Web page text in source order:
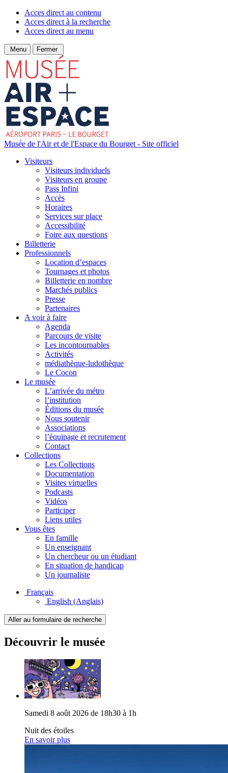
Acces direct au contenu
Acces direct à la recherche
Acces direct au menu
Menu Fermer
Musée de l'Air et de l'Espace du Bourget - Site officiel
Visiteurs
Visiteurs individuels
Visiteurs en groupe
Pass Infini
Accès
Horaires
Services sur place
Accessibilité
Foire aux questions
Billetterie
Professionnels
Location d’espaces
Tournages et photos
Billetterie en nombre
Marchés publics
Presse
Partenaires
A voir à faire
Agenda
Parcours de visite
Les incontournables
Activités
médiathèque-ludothèque
Le Cocon
Le musée
L’arrivée du métro
l’institution
Éditions du musée
Nous soutenir
Associations
l’équipage et recrutement
Contact
Collections
Les Collections
Documentation
Visites virtuelles
Podcasts
Vidéos
Participer
Liens utiles
Vous êtes
En famille
Un enseignant
Un chercheur ou un étudiant
En situation de handicap
Un journaliste
Français
English (Anglais)
Aller au formulaire de recherche
Découvrir le musée
Samedi 8 août 2026 de 18h30 à 1h
Nuit des étoiles
En savoir plus